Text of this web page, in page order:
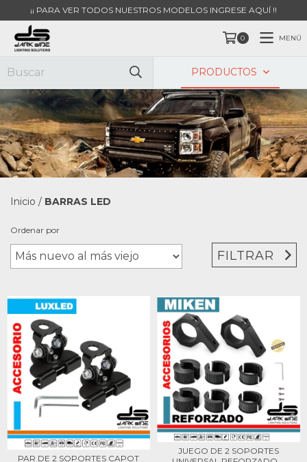
¡¡ PARA VER TODOS NUESTROS MODELOS INGRESE AQUÍ !!
0 MENÚ
PRODUCTOS
Inicio / BARRAS LED
Ordenar por
FILTRAR
PAR DE 2 SOPORTES CAPOT
JUEGO DE 2 SOPORTES